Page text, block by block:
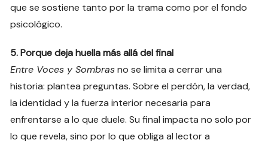
que se sostiene tanto por la trama como por el fondo
psicológico.
5. Porque deja huella más allá del final
Entre Voces y Sombrasno se limita a cerrar una
historia: plantea preguntas. Sobre el perdón, la verdad,
la identidad y la fuerza interior necesaria para
enfrentarse a lo que duele. Su final impacta no solo por
lo que revela, sino por lo que obliga al lector a